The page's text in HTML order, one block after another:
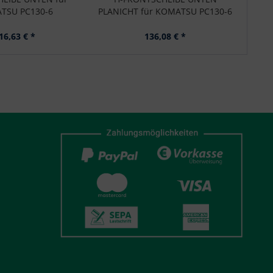
PC130-6
€ *
PLANICHT für KOMATSU PC130-6
136,08 € *